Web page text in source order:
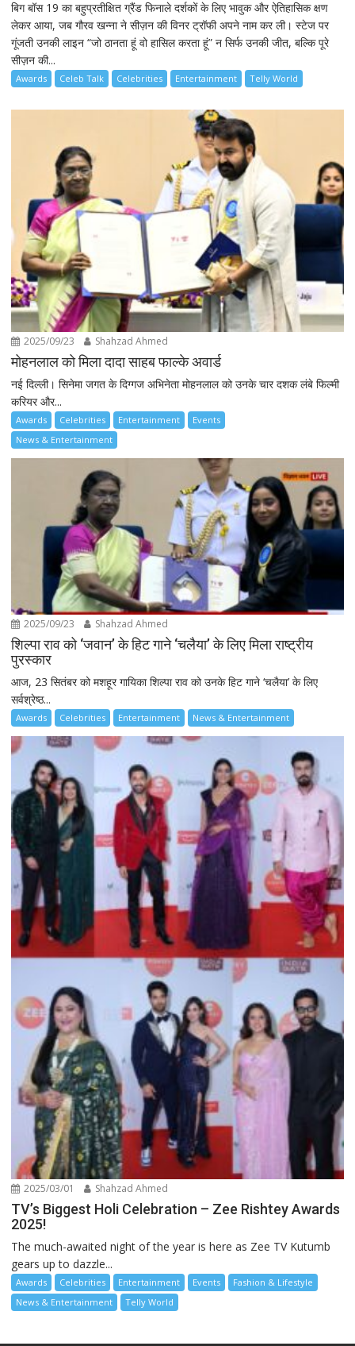
बिग बॉस 19 का बहुप्रतीक्षित ग्रैंड फिनाले दर्शकों के लिए भावुक और ऐतिहासिक क्षण
लेकर आया, जब गौरव खन्ना ने सीज़न की विनर ट्रॉफी अपने नाम कर ली। स्टेज पर
गूंजती उनकी लाइन “जो ठानता हूं वो हासिल करता हूं” न सिर्फ उनकी जीत, बल्कि पूरे
सीज़न की...
Awards Celeb Talk Celebrities Entertainment Telly World
2025/09/23 Shahzad Ahmed
मोहनलाल को मिला दादा साहब फाल्के अवार्ड
नई दिल्ली। सिनेमा जगत के दिग्गज अभिनेता मोहनलाल को उनके चार दशक लंबे फिल्मी
करियर और...
Awards Celebrities Entertainment
Events
News & Entertainment
2025/09/23 Shahzad Ahmed
शिल्पा राव को ‘जवान’ के हिट गाने ‘चलैया’ के लिए मिला राष्ट्रीय
पुरस्कार
आज, 23 सितंबर को मशहूर गायिका शिल्पा राव को उनके हिट गाने ‘चलैया’ के लिए
सर्वश्रेष्ठ...
Awards Celebrities Entertainment News & Entertainment
2025/03/01 Shahzad Ahmed
TV’s Biggest Holi Celebration – Zee Rishtey Awards
2025!
The much-awaited night of the year is here as Zee TV Kutumb
gears up to dazzle...
Awards Celebrities Entertainment Events
Fashion & Lifestyle
News & Entertainment
Telly World